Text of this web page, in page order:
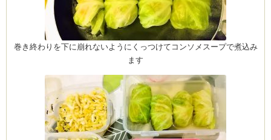
by CEDO)
巻き終わりを下に崩れないようにくっつけてコンソメスープで煮込み
ます